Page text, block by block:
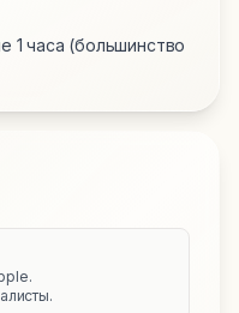
1 часа (большинство